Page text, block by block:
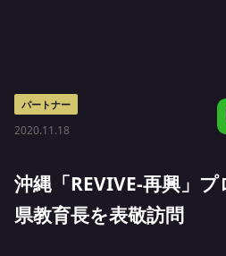
パートナー
2020.11.18
沖縄「REVIVE-再興」
県教育長を表敬訪問